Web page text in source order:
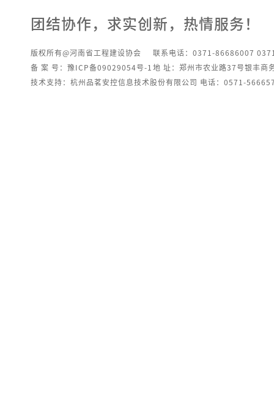
团结协作，求实创新，热情服务！
版权所有@河南省工程建设协会
联系电话：0371-86686007
备 案 号：豫ICP备09029054号-1 地 址：郑州市农业路37号银丰商
技术支持：杭州品茗安控信息技术股份有限公司 电话：0571-